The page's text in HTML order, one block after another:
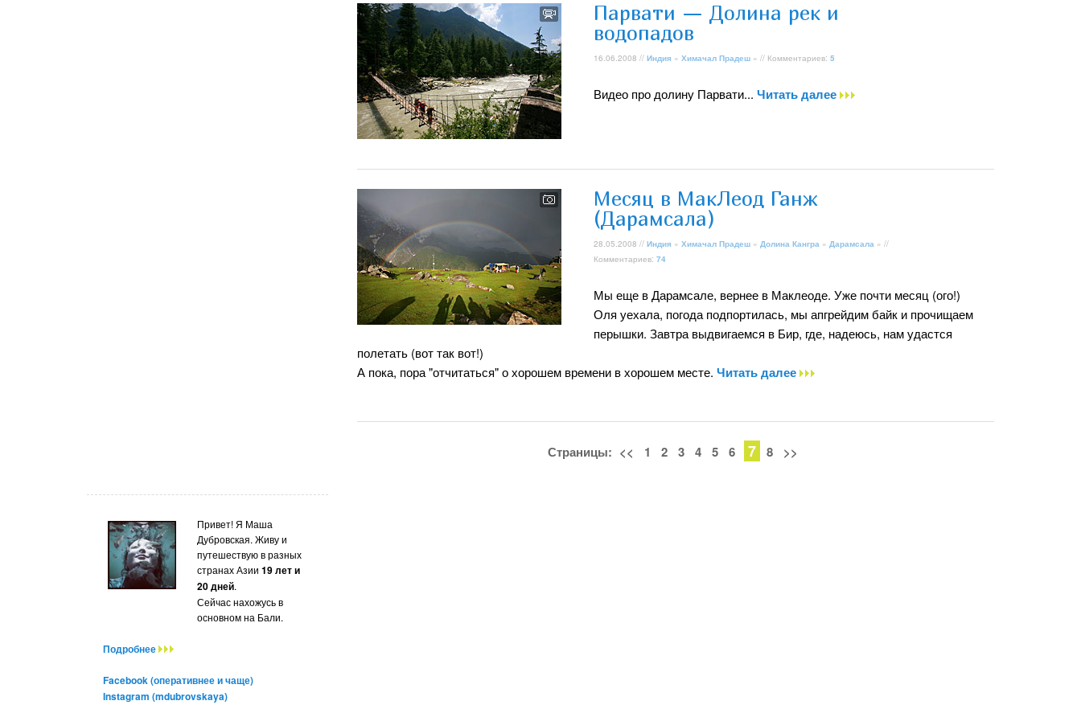
Парвати — Долина рек и
водопадов
16.06.2008 // Индия » Химачал Прадеш » // Комментариев: 5
Видео про долину Парвати... Читать далее
Месяц в МакЛеод Ганж
(Дарамсала)
28.05.2008 // Индия » Химачал Прадеш » Долина Кангра » Дарамсала » //
Комментариев: 74
Мы еще в Дарамсале, вернее в Маклеоде. Уже почти месяц (ого!)
Оля уехала, погода подпортилась, мы апгрейдим байк и прочищаем
перышки. Завтра выдвигаемся в Бир, где, надеюсь, нам удастся
полетать (вот так вот!)
А пока, пора "отчитаться" о хорошем времени в хорошем месте. Читать далее
Страницы: << 1 2 3 4 5 6 7 8 >>
Привет! Я Маша
Дубровская. Живу и
путешествую в разных
странах Азии 19 лет и
20 дней.
Сейчас нахожусь в
основном на Бали.
Подробнее
Facebook (оперативнее и чаще)
Instagram (mdubrovskaya)